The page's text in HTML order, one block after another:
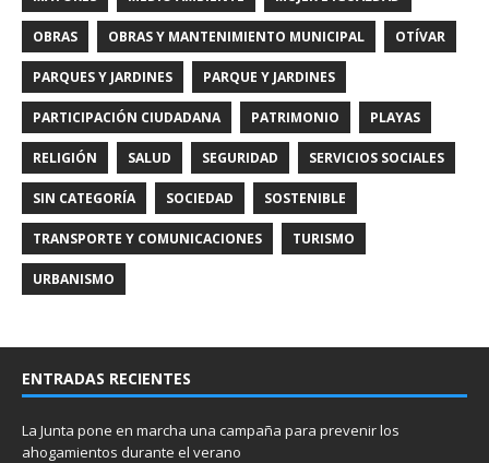
OBRAS OBRAS Y MANTENIMIENTO MUNICIPAL OTÍVAR
PARQUES Y JARDINES PARQUE Y JARDINES
PARTICIPACIÓN CIUDADANA PATRIMONIO PLAYAS
RELIGIÓN SALUD SEGURIDAD SERVICIOS SOCIALES
SIN CATEGORÍA SOCIEDAD SOSTENIBLE
TRANSPORTE Y COMUNICACIONES TURISMO
URBANISMO
ENTRADAS RECIENTES
La Junta pone en marcha una campaña para prevenir los
ahogamientos durante el verano